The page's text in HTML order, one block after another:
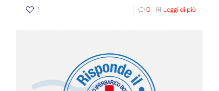
1 0 Leggi di più